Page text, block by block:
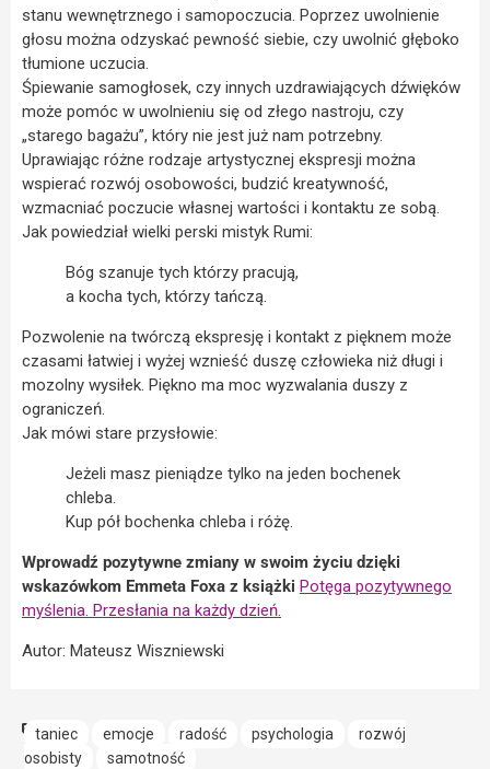
stanu wewnętrznego i samopoczucia. Poprzez uwolnienie
głosu można odzyskać pewność siebie, czy uwolnić głęboko
tłumione uczucia.
Śpiewanie samogłosek, czy innych uzdrawiających dźwięków
może pomóc w uwolnieniu się od złego nastroju, czy
„starego bagażu”, który nie jest już nam potrzebny.
Uprawiając różne rodzaje artystycznej ekspresji można
wspierać rozwój osobowości, budzić kreatywność,
wzmacniać poczucie własnej wartości i kontaktu ze sobą.
Jak powiedział wielki perski mistyk Rumi:
Bóg szanuje tych którzy pracują,
a kocha tych, którzy tańczą.
Pozwolenie na twórczą ekspresję i kontakt z pięknem może
czasami łatwiej i wyżej wznieść duszę człowieka niż długi i
mozolny wysiłek. Piękno ma moc wyzwalania duszy z
ograniczeń.
Jak mówi stare przysłowie:
Jeżeli masz pieniądze tylko na jeden bochenek
chleba.
Kup pół bochenka chleba i różę.
Wprowadź pozytywne zmiany w swoim życiu dzięki
wskazówkom Emmeta Foxa z książki Potęga pozytywnego
myślenia. Przesłania na każdy dzień.
Autor: Mateusz Wiszniewski
taniec emocje radość psychologia
rozwój
osobisty
samotność